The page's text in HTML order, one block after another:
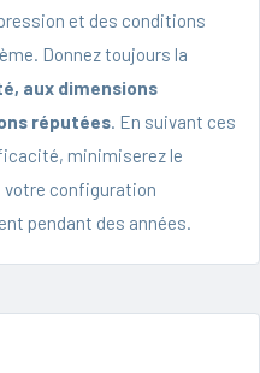
et des conditions
Donnez toujours la
aux dimensions
réputées. En suivant ces
minimiserez le
votre configuration
pendant des années.